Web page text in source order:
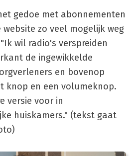
gedoe met abonnementen
zo veel mogelijk weg
wil radio's verspreiden
de ingewikkelde
en bovenop
knop en een volumeknop.
versie voor in
huiskamers." (tekst gaat